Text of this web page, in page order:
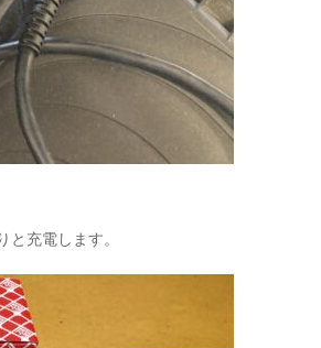
充電します。